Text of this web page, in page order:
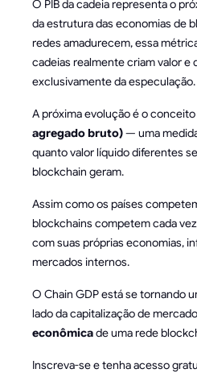
O PIB da cadeia representa o
da estrutura das economias de
redes amadurecem, essa
cadeias realmente criam valor e
exclusivamente da especulação.
A próxima evolução é o
agregado bruto)— uma
quanto valor líquido diferentes
blockchain geram.
Assim como os países
blockchains competem cada
com suas próprias economias,
mercados internos.
O Chain GDP está se tornando
lado da capitalização de
econômicade uma rede
Inscreva-se e tenha acesso